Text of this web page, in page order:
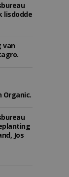
lisdodde
van
Organic.
Jos